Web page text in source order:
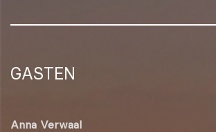
GASTEN
Anna Verwaal